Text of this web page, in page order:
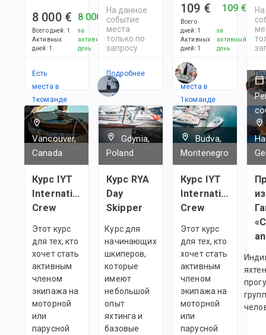
8 000 €
Всего дней: 1
Активных
дней: 1
8 000 €
за
активный
день
Есть
места в
1командe
На данное
событие
места
только по
запросу
Подробнее
109 €
Всего
дней: 1
Активных
дней: 1
109 €
за
активный
день
Есть
места в
1командe
Vancouver,
Canada
Курс IYT
International
Crew
Этот курс
для тех, кто
хочет стать
активным
членом
экипажа на
моторной
или
парусной
Gdynia,
Poland
Курс RYA
Day
Skipper
Курс для
начинающих
шкиперов,
которые
имеют
небольшой
опыт
яхтинга и
базовые
Budva,
Montenegro
Курс IYT
International
Crew
Этот курс
для тех, кто
хочет стать
активным
членом
экипажа на
моторной
или
парусной
из